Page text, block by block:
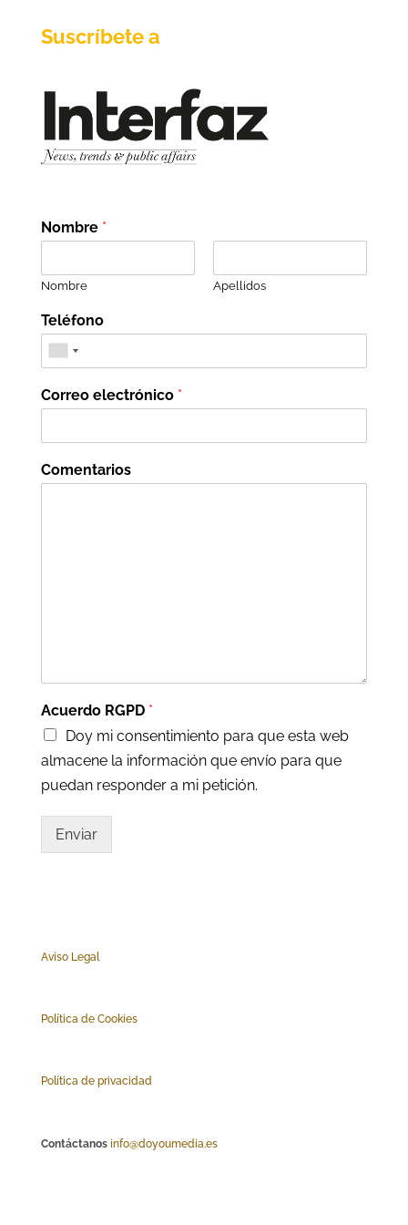
Suscríbete a
Nombre *
Nombre Apellidos
Teléfono
Correo electrónico *
Comentarios
Acuerdo RGPD *
Doy mi consentimiento para que esta web
almacene la información que envío para que
puedan responder a mi petición.
Enviar
Aviso Legal
Política de Cookies
Política de privacidad
Contáctanos info@doyoumedia.es